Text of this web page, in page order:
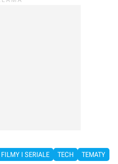
FILMY I SERIALE TECH TEMATY